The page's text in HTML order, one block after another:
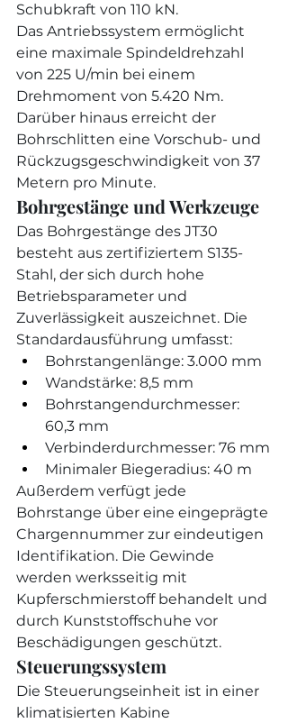
Schubkraft von 110 kN.
Das Antriebssystem ermöglicht
eine maximale Spindeldrehzahl
von 225 U/min bei einem
Drehmoment von 5.420 Nm.
Darüber hinaus erreicht der
Bohrschlitten eine Vorschub- und
Rückzugsgeschwindigkeit von 37
Metern pro Minute.
Bohrgestänge und Werkzeuge
Das Bohrgestänge des JT30
besteht aus zertifiziertem S135-
Stahl, der sich durch hohe
Betriebsparameter und
Zuverlässigkeit auszeichnet. Die
Standardausführung umfasst:
Bohrstangenlänge: 3.000 mm
Wandstärke: 8,5 mm
Bohrstangendurchmesser:
60,3 mm
Verbinderdurchmesser: 76 mm
Minimaler Biegeradius: 40 m
Außerdem verfügt jede
Bohrstange über eine eingeprägte
Chargennummer zur eindeutigen
Identifikation. Die Gewinde
werden werksseitig mit
Kupferschmierstoff behandelt und
durch Kunststoffschuhe vor
Beschädigungen geschützt.
Steuerungssystem
Die Steuerungseinheit ist in einer
klimatisierten Kabine